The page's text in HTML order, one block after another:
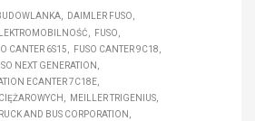
DAIMLER FUSO
FUSO
CANTER 6S15
FUSO CANTER 9C18
NEXT GENERATION
ECANTER 7C18E
MEILLER TRIGENIUS
AND BUS CORPORATION